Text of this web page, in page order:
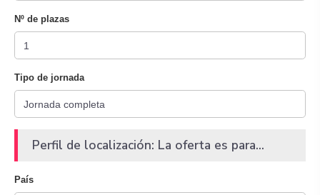
Nº de plazas
Tipo de jornada
Perfil de localización: La oferta es para...
País